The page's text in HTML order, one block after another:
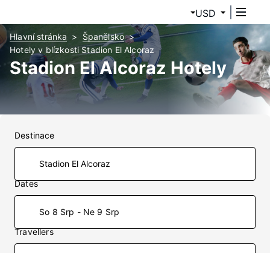
USD
Hlavní stránka
Španělsko
Hotely v blízkosti Stadion El Alcoraz
Stadion El Alcoraz Hotely
Destinace
Dates
So 8 Srp - Ne 9 Srp
Travellers